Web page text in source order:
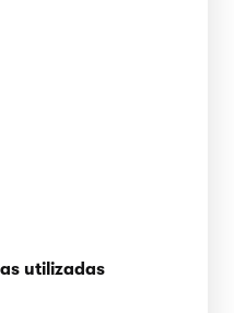
utilizadas